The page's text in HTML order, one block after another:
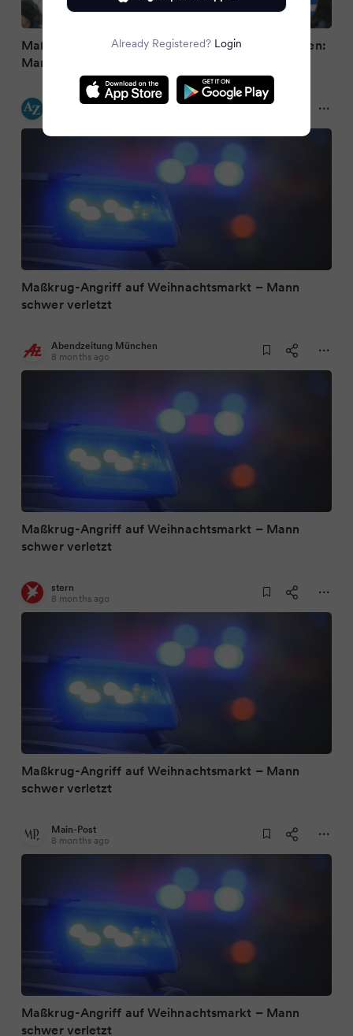
Maßkrug-Attacke auf Weihnachtsmarkt in Franken:
Mann schwer verletzt - 25-Jähriger in Haft
Allgäuer Zeitung
Maßkrug-Angriff auf Weihnachtsmarkt – Mann
schwer verletzt
Abendzeitung München
8 months ago
Maßkrug-Angriff auf Weihnachtsmarkt – Mann
schwer verletzt
stern
8 months ago
Maßkrug-Angriff auf Weihnachtsmarkt – Mann
schwer verletzt
Main-Post
8 months ago
Maßkrug-Angriff auf Weihnachtsmarkt – Mann
schwer verletzt
Already Registered? Login